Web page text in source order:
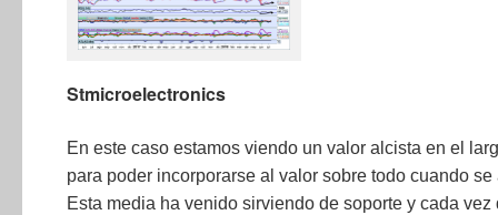
Stmicroelectronics
En este caso estamos viendo un valor alcista en el
para poder incorporarse al valor sobre todo cuando
Esta media ha venido sirviendo de soporte y cada